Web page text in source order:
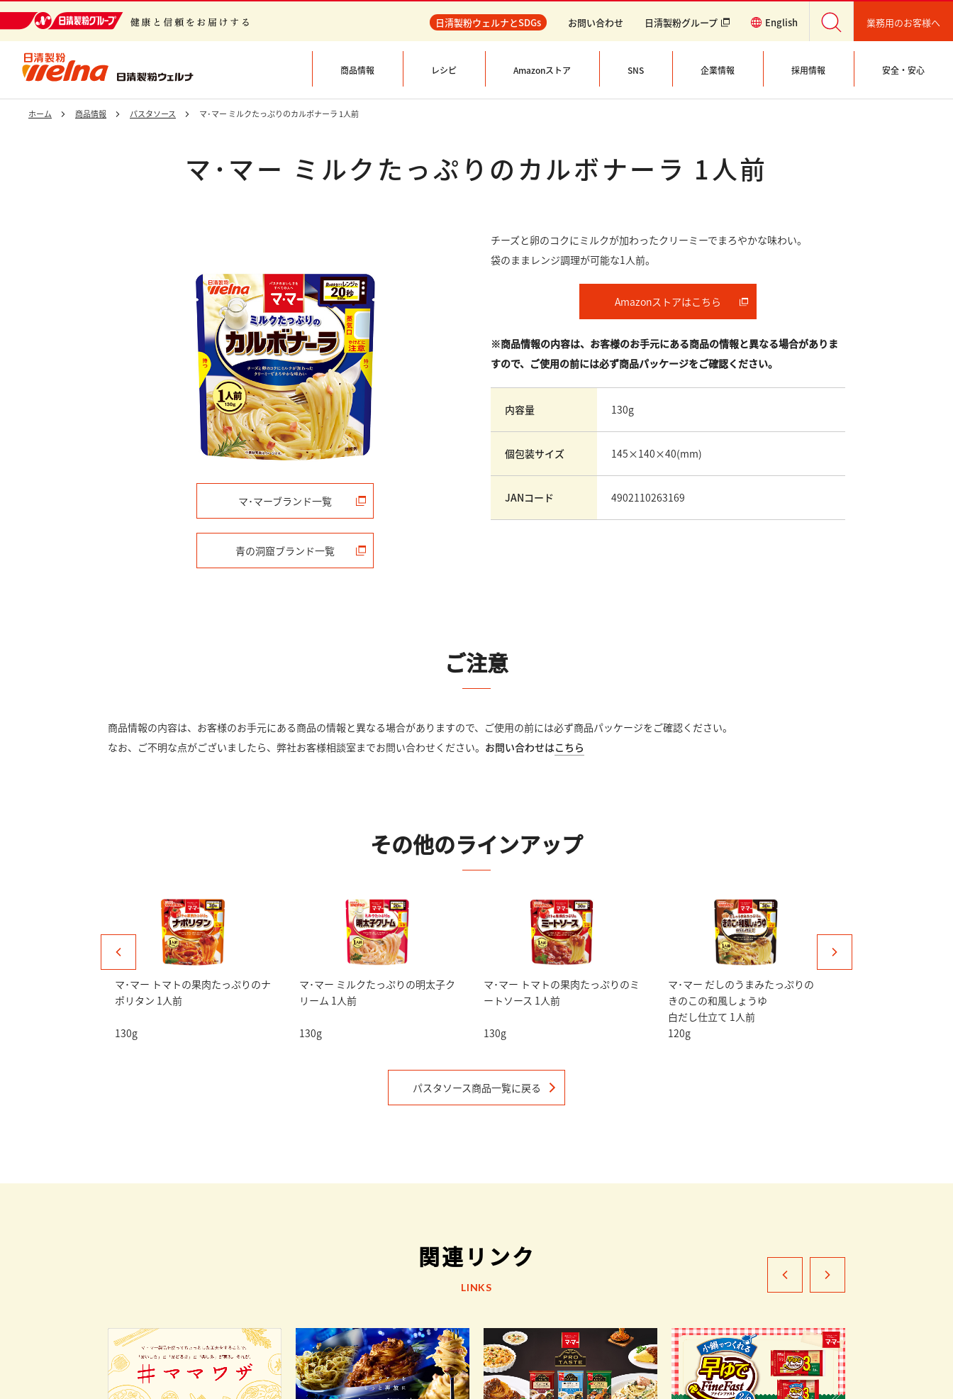
日清製粉ウェルナとSDGs お問い合わせ 日清製粉グループ English 業務用のお客様へ
商品情報 レシピ Amazonストア SNS 企業情報 採用情報 安全・安心
ホーム 商品情報 パスタソース マ･マー ミルクたっぷりのカルボナーラ 1人前
マ･マー ミルクたっぷりのカルボナーラ 1人前
マ･マーブランド一覧
青の洞窟ブランド一覧
チーズと卵のコクにミルクが加わったクリーミーでまろやかな味わい。
袋のままレンジ調理が可能な1人前。
Amazonストアはこちら
※商品情報の内容は、お客様のお手元にある商品の情報と異なる場合がありま
すので、ご使用の前には必ず商品パッケージをご確認ください。
内容量 130g
個包装サイズ 145×140×40(mm)
JANコード 4902110263169
ご注意
商品情報の内容は、お客様のお手元にある商品の情報と異なる場合がありますので、ご使用の前には必ず商品パッケージをご確認ください。
なお、ご不明な点がございましたら、弊社お客様相談室までお問い合わせください。 お問い合わせはこちら
その他のラインアップ
マ･マー トマトの果肉たっぷりのナ
ポリタン 1人前
130g
マ･マー ミルクたっぷりの明太子ク
リーム 1人前
130g
マ･マー トマトの果肉たっぷりのミ
ートソース 1人前
130g
マ･マー だしのうまみたっぷりの
きのこの和風しょうゆ
白だし仕立て 1人前
120g
パスタソース商品一覧に戻る
関連リンク
LINKS